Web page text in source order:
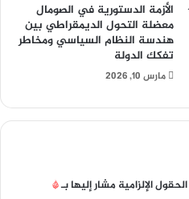
الأزمة الدستورية في الصومال
معضلة التحول الديمقراطي بين
هندسة النظام السياسي ومخاطر
تفكك الدولة
مارس 10, 2026
الحقول الإلزامية مشار إليها بـ*